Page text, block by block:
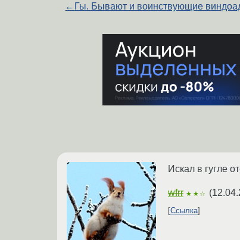
← Гы. Бывают и воинствующие
Искал в гугле
wfrr ★★☆ (
Ссылка